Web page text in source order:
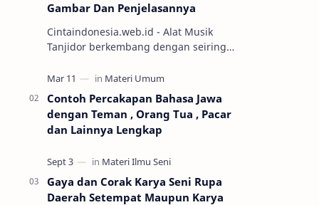
Gambar Dan Penjelasannya
Cintaindonesia.web.id - Alat Musik
Tanjidor berkembang dengan seiring
yang mulai marak diabad ke-19.
Keseni…
Contoh Percakapan Bahasa Jawa
dengan Teman , Orang Tua , Pacar
dan Lainnya Lengkap
Gaya dan Corak Karya Seni Rupa
Daerah Setempat Maupun Karya